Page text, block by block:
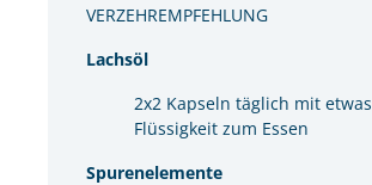
VERZEHREMPFEHLUNG
Lachsöl
2x2 Kapseln täglich mit etwas
Flüssigkeit zum Essen
Spurenelemente